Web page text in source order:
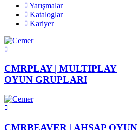
Yarışmalar
Kataloglar
Kariyer
CMRPLAY | MULTIPLAY
OYUN GRUPLARI
CMRBEAVER | AHŞAP OYUN